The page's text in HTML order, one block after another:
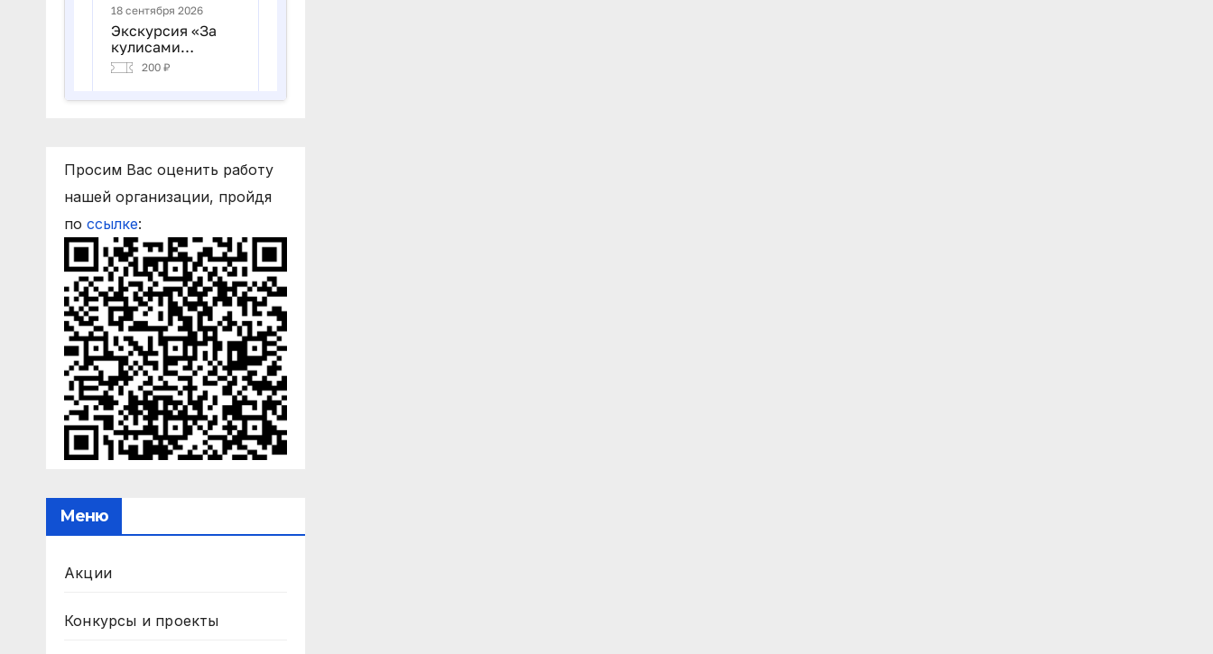
Просим Вас оценить работу
нашей организации, пройдя
по ссылке:
Меню
Акции
Конкурсы и проекты